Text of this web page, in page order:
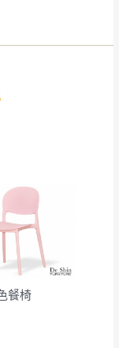
床包、枕頭
能會因個人
因素， 與實
如因此而需
成本 ，請您
是否合適)。
件因為人工
負0.5CM)
餐椅